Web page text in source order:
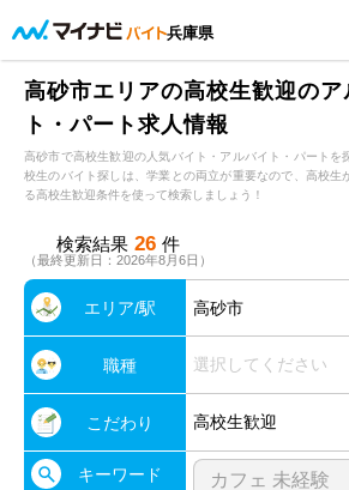
兵庫県
高砂市エリアの高校生歓迎のア
ト・パート求人情報
高砂市で高校生歓迎の人気バイト・アルバイト・パートを
校生のバイト探しは、学業との両立が重要なので、高校生
る高校生歓迎条件を使って検索しましょう！
検索結果 26 件
（最終更新日：2026年8月6日）
エリア/駅 高砂市
職種 選択してください
こだわり 高校生歓迎
キーワード